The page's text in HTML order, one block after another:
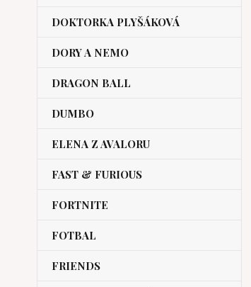
DOKTORKA PLYŠÁKOVÁ
DORY A NEMO
DRAGON BALL
DUMBO
ELENA Z AVALORU
FAST & FURIOUS
FORTNITE
FOTBAL
FRIENDS